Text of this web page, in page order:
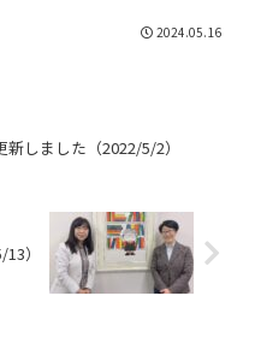
した。では、タイトルにあ
セージ”とは誰から！？それ
2024.05.16
新しました（2022/5/2）
）